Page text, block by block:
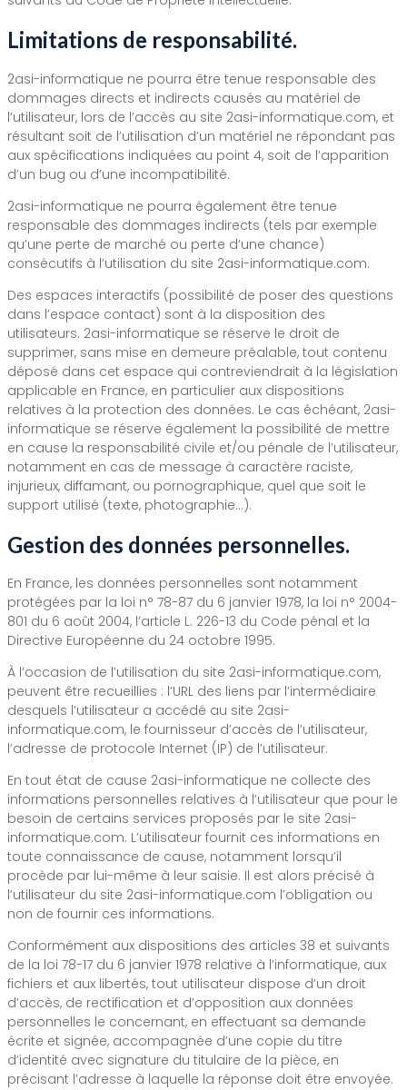
Limitations de responsabilité.
2asi-informatique ne pourra être tenue responsable des
dommages directs et indirects causés au matériel de
l’utilisateur, lors de l’accès au site 2asi-informatique.com, et
résultant soit de l’utilisation d’un matériel ne répondant pas
aux spécifications indiquées au point 4, soit de l’apparition
d’un bug ou d’une incompatibilité.
2asi-informatique ne pourra également être tenue
responsable des dommages indirects (tels par exemple
qu’une perte de marché ou perte d’une chance)
consécutifs à l’utilisation du site 2asi-informatique.com.
Des espaces interactifs (possibilité de poser des questions
dans l’espace contact) sont à la disposition des
utilisateurs. 2asi-informatique se réserve le droit de
supprimer, sans mise en demeure préalable, tout contenu
déposé dans cet espace qui contreviendrait à la législation
applicable en France, en particulier aux dispositions
relatives à la protection des données. Le cas échéant, 2asi-
informatique se réserve également la possibilité de mettre
en cause la responsabilité civile et/ou pénale de l’utilisateur,
notamment en cas de message à caractère raciste,
injurieux, diffamant, ou pornographique, quel que soit le
support utilisé (texte, photographie…).
Gestion des données personnelles.
En France, les données personnelles sont notamment
protégées par la loi n° 78-87 du 6 janvier 1978, la loi n° 2004-
801 du 6 août 2004, l’article L. 226-13 du Code pénal et la
Directive Européenne du 24 octobre 1995.
À l’occasion de l’utilisation du site 2asi-informatique.com,
peuvent être recueillies : l’URL des liens par l’intermédiaire
desquels l’utilisateur a accédé au site 2asi-
informatique.com, le fournisseur d’accès de l’utilisateur,
l’adresse de protocole Internet (IP) de l’utilisateur.
En tout état de cause 2asi-informatique ne collecte des
informations personnelles relatives à l’utilisateur que pour le
besoin de certains services proposés par le site 2asi-
informatique.com. L’utilisateur fournit ces informations en
toute connaissance de cause, notamment lorsqu’il
procède par lui-même à leur saisie. Il est alors précisé à
l’utilisateur du site 2asi-informatique.com l’obligation ou
non de fournir ces informations.
Conformément aux dispositions des articles 38 et suivants
de la loi 78-17 du 6 janvier 1978 relative à l’informatique, aux
fichiers et aux libertés, tout utilisateur dispose d’un droit
d’accès, de rectification et d’opposition aux données
personnelles le concernant, en effectuant sa demande
écrite et signée, accompagnée d’une copie du titre
d’identité avec signature du titulaire de la pièce, en
précisant l’adresse à laquelle la réponse doit être envoyée.